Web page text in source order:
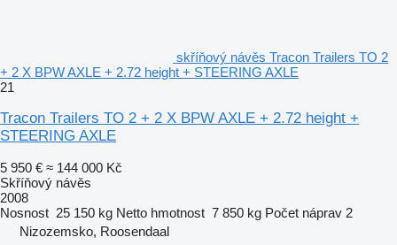
skříňový návěs Tracon Trailers TO 2
+ 2 X BPW AXLE + 2.72 height + STEERING AXLE
21
Tracon Trailers TO 2 + 2 X BPW AXLE + 2.72 height +
STEERING AXLE
5 950 € ≈ 144 000 Kč
Skříňový návěs
2008
Nosnost 25 150 kg Netto hmotnost 7 850 kg Počet náprav 2
Nizozemsko, Roosendaal